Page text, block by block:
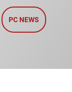
PC NEWS